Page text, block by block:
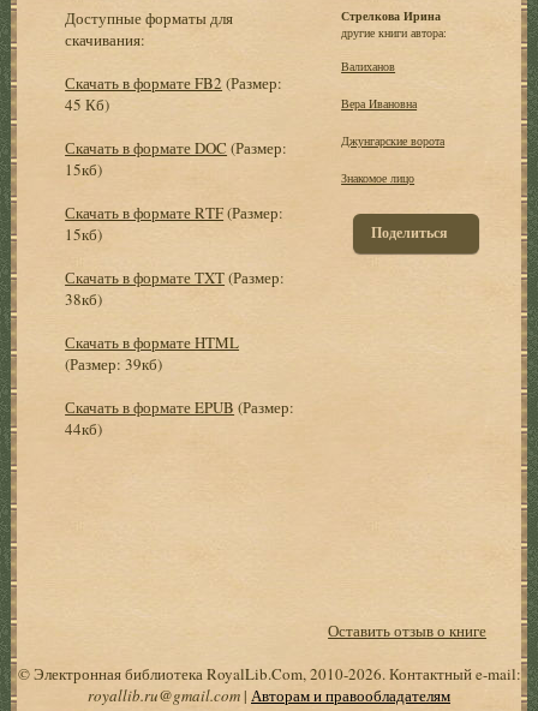
Доступные форматы для
скачивания:
Скачать в формате FB2 (Размер:
45 Кб)
Скачать в формате DOC (Размер:
15кб)
Скачать в формате RTF(Размер:
15кб)
Скачать в формате TXT(Размер:
38кб)
Скачать в формате HTML
(Размер: 39кб)
Скачать в формате EPUB (Размер:
44кб)
Стрелкова Ирина
другие книги автора:
Валиханов
Вера Ивановна
Джунгарские ворота
Знакомое лицо
Поделиться
Оставить отзыв о книге
© Электронная библиотека RoyalLib.Com, 2010-2026. Контактный e-mail:
royallib.ru@gmail.com| Авторам и правообладателям